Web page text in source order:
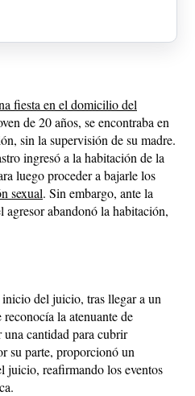
fiesta en el domicilio del
de 20 años, se encontraba en
sin la supervisión de su madre.
ingresó a la habitación de la
luego proceder a bajarle los
sexual. Sin embargo, ante la
agresor abandonó la habitación,
del juicio, tras llegar a un
la atenuante de
cantidad para cubrir
su parte, proporcionó un
juicio, reafirmando los eventos